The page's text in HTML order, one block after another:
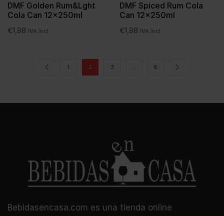
DMF Golden Rum&Lght
Cola Can 12x250ml
€1,98 IVA incl.
DMF Spiced Rum Cola
Can 12x250ml
€1,98 IVA incl.
1 2 3 … 6
Bebidasencasa.com es una tienda online